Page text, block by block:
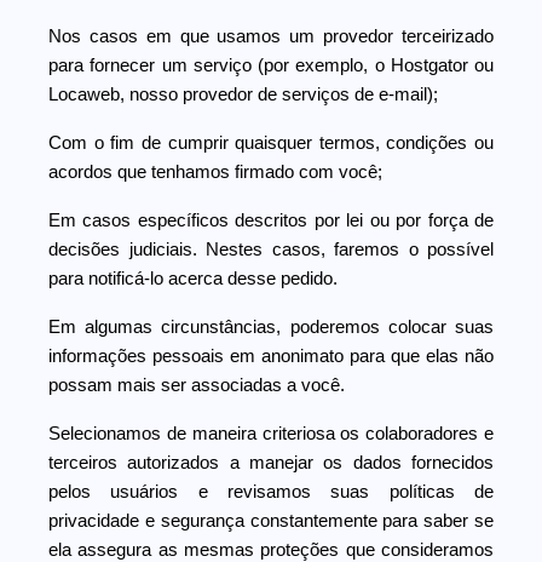
Nos casos em que usamos um provedor terceirizado
para fornecer um serviço (por exemplo, o Hostgator ou
Locaweb, nosso provedor de serviços de e-mail);
Com o fim de cumprir quaisquer termos, condições ou
acordos que tenhamos firmado com você;
Em casos específicos descritos por lei ou por força de
decisões judiciais. Nestes casos, faremos o possível
para notificá-lo acerca desse pedido.
Em algumas circunstâncias, poderemos colocar suas
informações pessoais em anonimato para que elas não
possam mais ser associadas a você.
Selecionamos de maneira criteriosa os colaboradores e
terceiros autorizados a manejar os dados fornecidos
pelos usuários e revisamos suas políticas de
privacidade e segurança constantemente para saber se
ela assegura as mesmas proteções que consideramos